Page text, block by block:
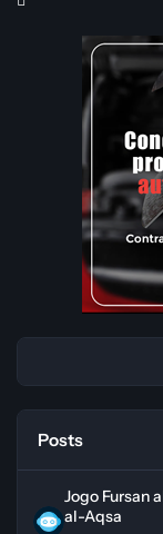
Posts
Jogo Fursan
al-Aqsa